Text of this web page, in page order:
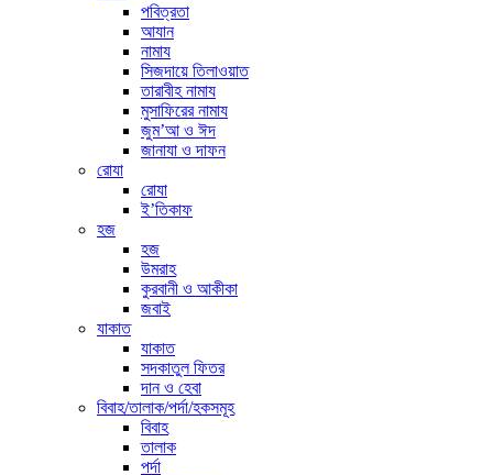
পবিত্রতা
আযান
নামায
সিজদায়ে তিলাওয়াত
তারাবীহ নামায
মুসাফিরের নামায
জুম’আ ও ঈদ
জানাযা ও দাফন
রোযা
রোযা
ই’তিকাফ
হজ
হজ
উমরাহ
কুরবানী ও আকীকা
জবাই
যাকাত
যাকাত
সদকাতুল ফিতর
দান ও হেবা
বিবাহ/তালাক/পর্দা/হকসমূহ
বিবাহ
তালাক
পর্দা